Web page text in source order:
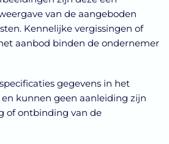
van de aangeboden
Kennelijke vergissingen of
aanbod binden de ondernemer
gegevens in het
kunnen geen aanleiding zijn
of ontbinding van de